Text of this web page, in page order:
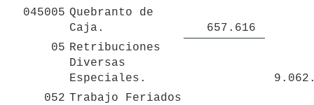
045005 Quebranto de
Caja.
657.616
05 Retribuciones
Diversas
Especiales.
052 Trabajo Feriados